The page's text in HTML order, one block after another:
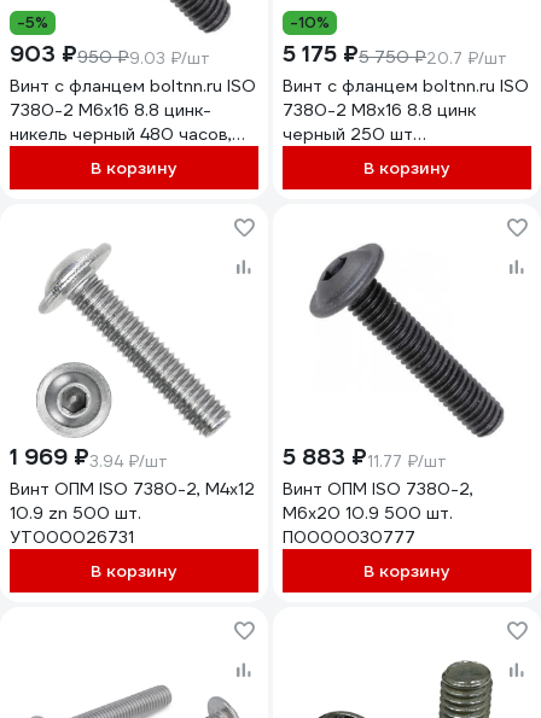
-5%
903 ₽950 ₽9.03 ₽/шт
Винт с фланцем boltnn.ru ISO
7380-2 М6x16 8.8 цинк-
никель черный 480 часов,
100 шт. 4687206380479
В корзину
-10%
5 175 ₽5 750 ₽20.7 ₽/шт
Винт с фланцем boltnn.ru ISO
7380-2 М8х16 8.8 цинк
черный 250 шт
4687207797788
В корзину
1 969 ₽3.94 ₽/шт
Винт ОПМ ISO 7380-2, М4x12
10.9 zn 500 шт.
УТ000026731
В корзину
5 883 ₽11.77 ₽/шт
Винт ОПМ ISO 7380-2,
М6x20 10.9 500 шт.
П0000030777
В корзину